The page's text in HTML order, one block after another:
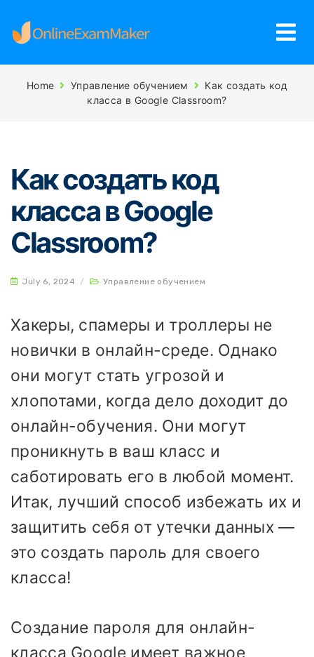
Home Управление обучением
Как создать код
класса в Google Classroom?
Как создать код
класса в Google
Classroom?
July 6, 2024 / Управление обучением
Хакеры, спамеры и троллеры не
новички в онлайн-среде. Однако
они могут стать угрозой и
хлопотами, когда дело доходит до
онлайн-обучения. Они могут
проникнуть в ваш класс и
саботировать его в любой момент.
Итак, лучший способ избежать их и
защитить себя от утечки данных —
это создать пароль для своего
класса!
Создание пароля для онлайн-
класса Google имеет важное